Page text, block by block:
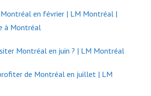
en février | LM Montréal |
à Montréal
Montréal en juin ? | LM Montréal
de Montréal en juillet | LM